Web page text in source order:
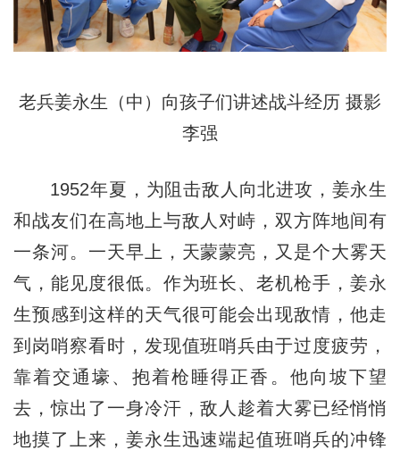
老兵姜永生（中）向孩子们讲述战斗经历 摄影
李强
1952年夏，为阻击敌人向北进攻，姜永生
和战友们在高地上与敌人对峙，双方阵地间有
一条河。一天早上，天蒙蒙亮，又是个大雾天
气，能见度很低。作为班长、老机枪手，姜永
生预感到这样的天气很可能会出现敌情，他走
到岗哨察看时，发现值班哨兵由于过度疲劳，
靠着交通壕、抱着枪睡得正香。他向坡下望
去，惊出了一身冷汗，敌人趁着大雾已经悄悄
地摸了上来，姜永生迅速端起值班哨兵的冲锋